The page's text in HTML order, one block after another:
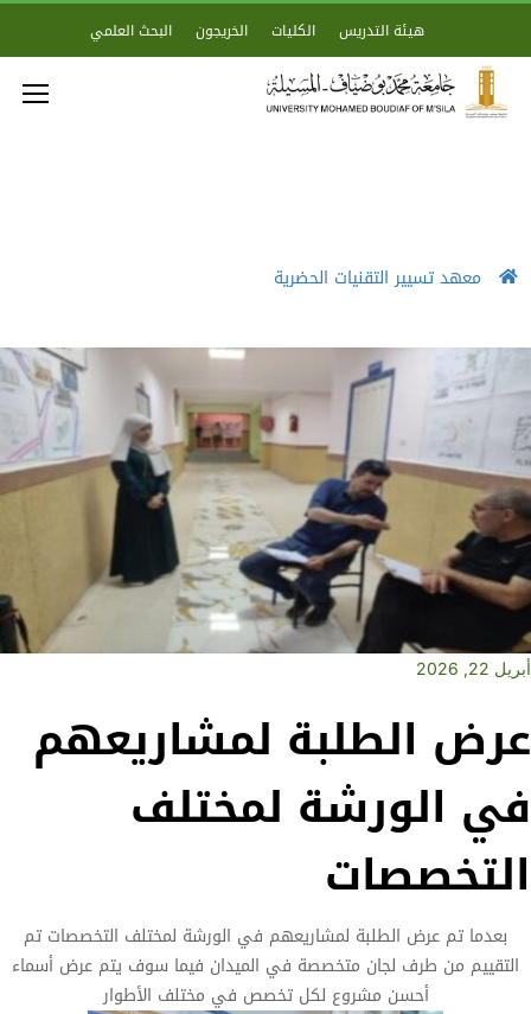
هيئة التدريس الكليات الخريجون البحث العلمي
معهد تسيير التقنيات الحضرية
أبريل 22, 2026
عرض الطلبة لمشاريعهم
في الورشة لمختلف
التخصصات
بعدما تم عرض الطلبة لمشاريعهم في الورشة لمختلف التخصصات تم
التقييم من طرف لجان متخصصة في الميدان فيما سوف يتم عرض أسماء
أحسن مشروع لكل تخصص في مختلف الأطوار